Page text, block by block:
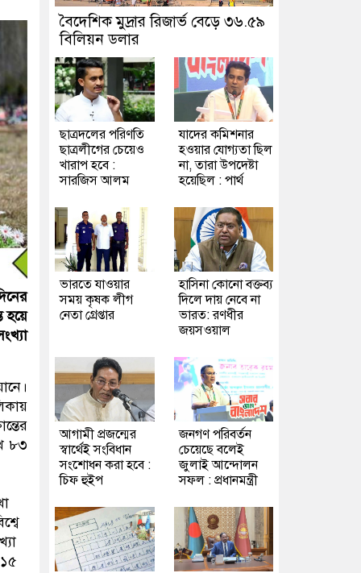
হয়ে
৮৩
বৈদেশিক মুদ্রার রিজার্ভ বেড়ে ৩৬.৫৯
বিলিয়ন ডলার
ছাত্রদলের পরিণতি
ছাত্রলীগের চেয়েও
খারাপ হবে :
সারজিস আলম
যাদের কমিশনার
হওয়ার যোগ্যতা ছিল
না, তারা উপদেষ্টা
হয়েছিল : পার্থ
ভারতে যাওয়ার
সময় কৃষক লীগ
নেতা গ্রেপ্তার
হাসিনা কোনো বক্তব্য
দিলে দায় নেবে না
ভারত: রণধীর
জয়সওয়াল
আগামী প্রজন্মের
স্বার্থেই সংবিধান
সংশোধন করা হবে :
চিফ হুইপ
জনগণ পরিবর্তন
চেয়েছে বলেই
জুলাই আন্দোলন
সফল : প্রধানমন্ত্রী